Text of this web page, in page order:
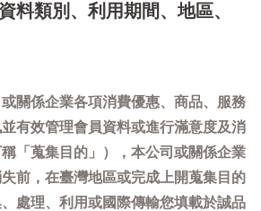
料類別、利用期間、地區、
關係企業各項消費優惠、商品、服務
有效管理會員資料或進行滿意度及消
「蒐集目的」），本公司或關係企業
前，在臺灣地區或完成上開蒐集目的
處理、利用或國際傳輸您填載於誠品